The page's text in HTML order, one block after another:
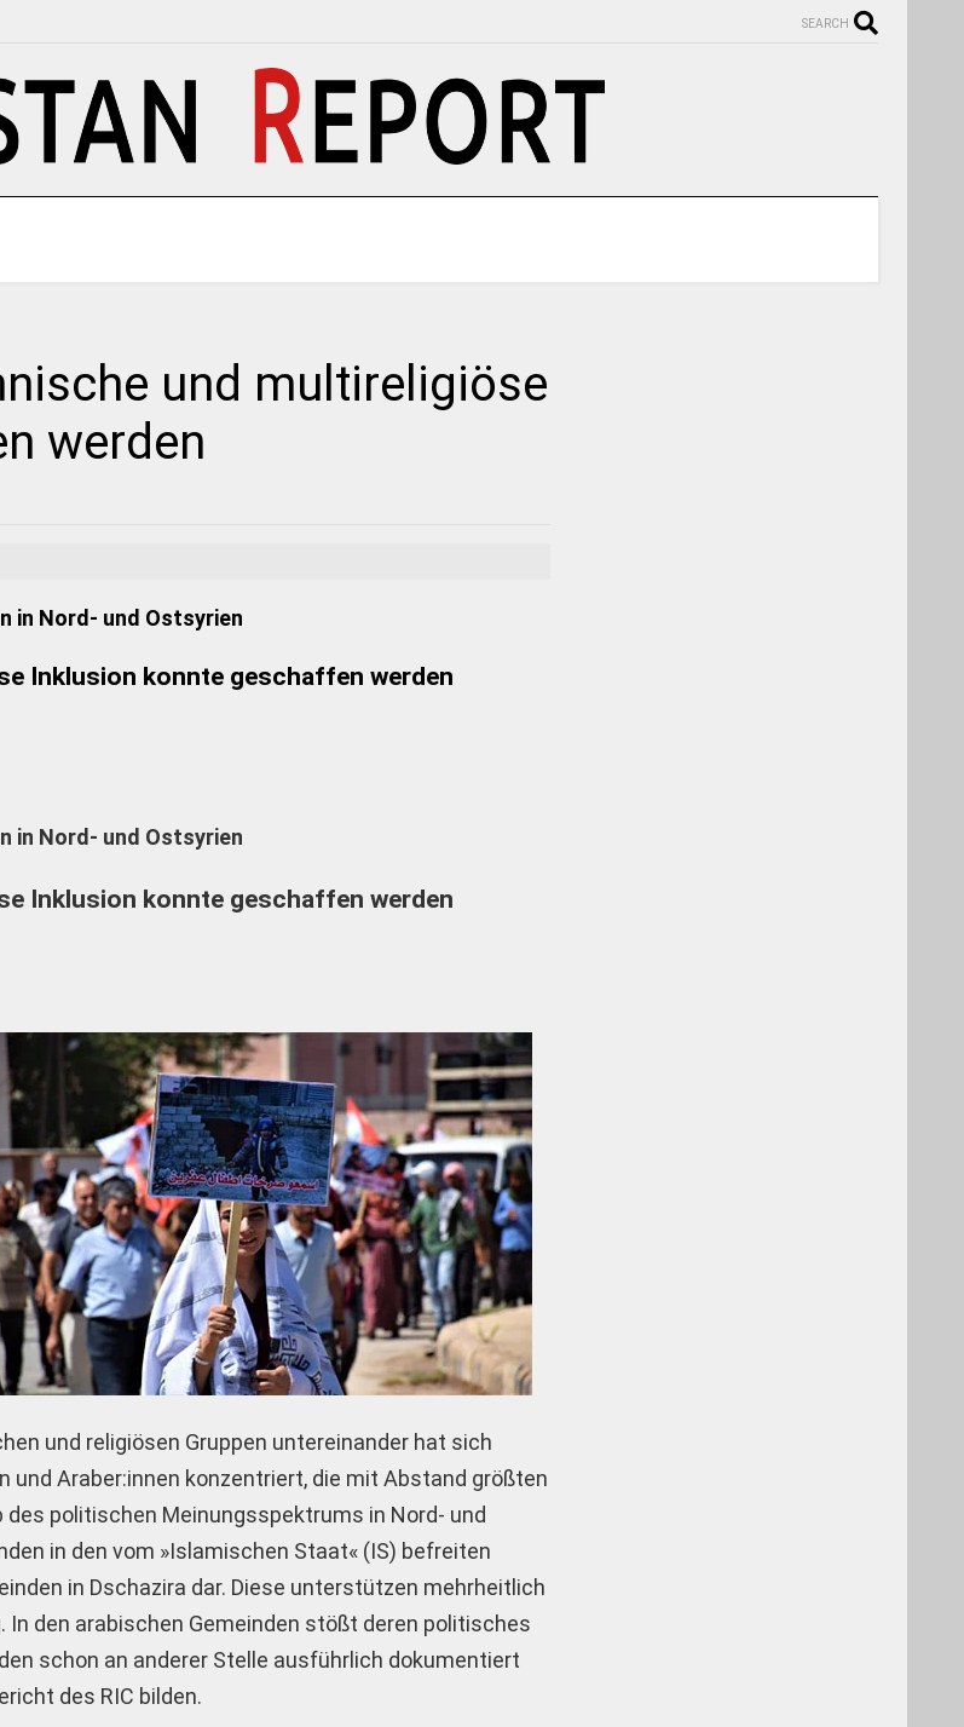
SEARCH
und multireligiöse
werden
in Nord- und Ostsyrien
Inklusion konnte geschaffen werden
in Nord- und Ostsyrien
Inklusion konnte geschaffen werden
und religiösen Gruppen untereinander hat sich
Araber:innen konzentriert, die mit Abstand größten
politischen Meinungsspektrums in Nord- und
in den vom »Islamischen Staat« (IS) befreiten
in Dschazira dar. Diese unterstützen mehrheitlich
den arabischen Gemeinden stößt deren politisches
schon an anderer Stelle ausführlich dokumentiert
des RIC bilden.